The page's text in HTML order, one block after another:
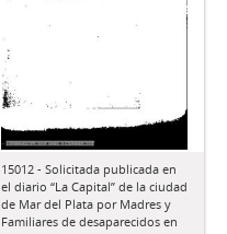
15012 - Solicitada publicada en
el diario “La Capital” de la ciudad
de Mar del Plata por Madres y
Familiares de desaparecidos en